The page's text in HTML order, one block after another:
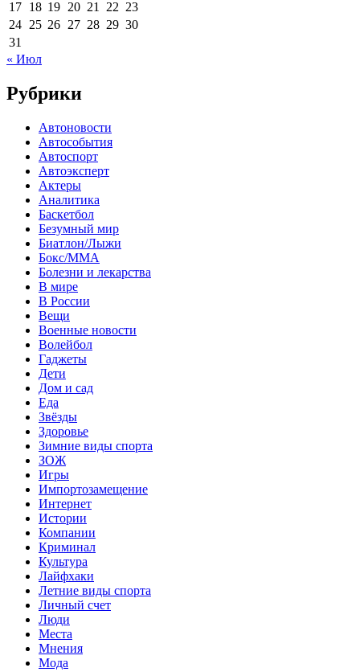
17 18 19 20 21 22 23
24 25 26 27 28 29 30
31
« Июл
Рубрики
Автоновости
Автособытия
Автоспорт
Автоэксперт
Актеры
Аналитика
Баскетбол
Безумный мир
Биатлон/Лыжи
Бокс/MMA
Болезни и лекарства
В мире
В России
Вещи
Военные новости
Волейбол
Гаджеты
Дети
Дом и сад
Еда
Звёзды
Здоровье
Зимние виды спорта
ЗОЖ
Игры
Импортозамещение
Интернет
Истории
Компании
Криминал
Культура
Лайфхаки
Летние виды спорта
Личный счет
Люди
Места
Мнения
Мода